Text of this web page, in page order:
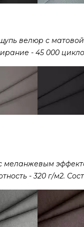
велюр с
- 45 000
- 320 г/м2.